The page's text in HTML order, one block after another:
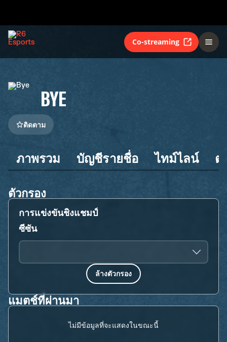
Co-streaming
BYE
ติดตาม
ภาพรวม บัญชีรายชื่อ ไทม์ไลน์ ต
ตัวกรอง
การแข่งขันชิงแชมป์
ซีซัน
ล้างตัวกรอง
แมตช์ที่ผ่านมา
ไม่มีข้อมูลที่จะแสดงในขณะนี้